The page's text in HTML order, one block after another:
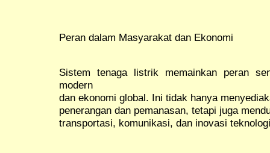
Peran dalam Masyarakat dan Ekonomi
Sistem tenaga listrik memainkan peran
modern
dan ekonomi global. Ini tidak hanya
penerangan dan pemanasan, tetapi juga
transportasi, komunikasi, dan inovasi